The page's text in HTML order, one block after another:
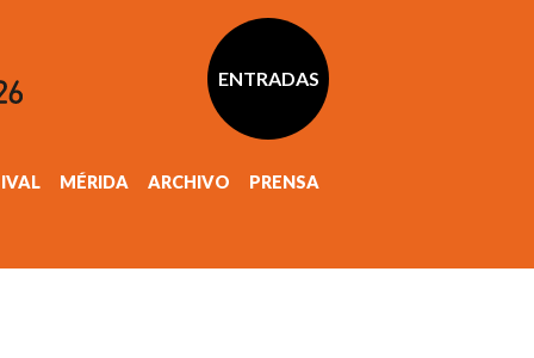
ENTRADAS
MÉRIDA ARCHIVO PRENSA